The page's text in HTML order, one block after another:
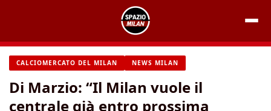
contenuto
CALCIOMERCATO DEL MILAN NEWS MILAN
Di Marzio: “Il Milan vuole il
centrale già entro prossima